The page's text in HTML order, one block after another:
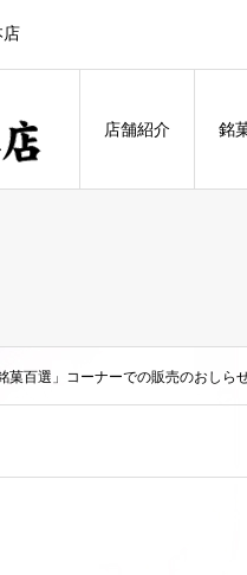
店舗紹介 銘
菓百選」コーナーでの販売のおしら